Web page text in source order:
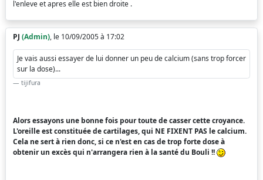
l'enleve et apres elle est bien droite .
PJ (Admin), le 10/09/2005 à 17:02
Je vais aussi essayer de lui donner un peu de calcium (sans trop forcer
sur la dose)...
tijifura
Alors essayons une bonne fois pour toute de casser cette croyance.
L'oreille est constituée de cartilages, qui NE FIXENT PAS le calcium.
Cela ne sert à rien donc, si ce n'est en cas de trop forte dose à
obtenir un excès qui n'arrangera rien à la santé du Bouli !!